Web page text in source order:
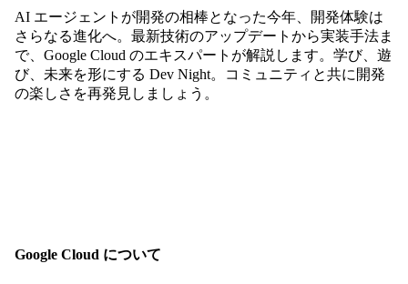
AI エージェントが開発の相棒となった今年、開発体験は
さらなる進化へ。最新技術のアップデートから実装手法ま
で、Google Cloud のエキスパートが解説します。学び、遊
び、未来を形にする Dev Night。コミュニティと共に開発
の楽しさを再発見しましょう。
Google Cloud について